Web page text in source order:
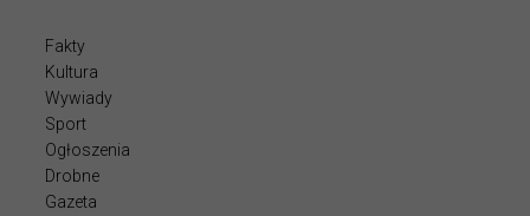
Fakty
Kultura
Wywiady
Sport
Ogłoszenia
Drobne
Gazeta